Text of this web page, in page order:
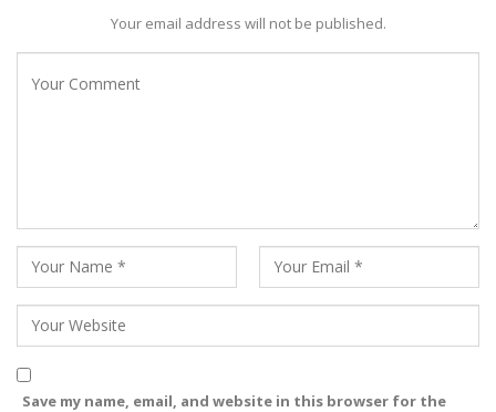
Your email address will not be published.
Save my name, email, and website in this browser for the